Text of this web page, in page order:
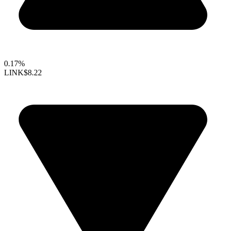
0.17%
LINK$8.22